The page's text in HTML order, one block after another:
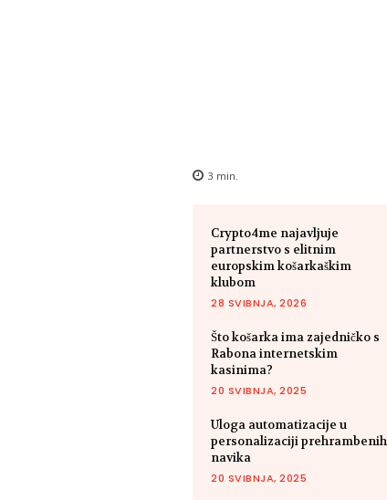
3 min.
Crypto4me najavljuje
partnerstvo s elitnim
europskim košarkaškim
klubom
28 SVIBNJA, 2026
Što košarka ima zajedničko s
Rabona internetskim
kasinima?
20 SVIBNJA, 2025
Uloga automatizacije u
personalizaciji prehrambenih
navika
20 SVIBNJA, 2025